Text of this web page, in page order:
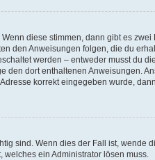
diese stimmen, dann gibt es zwei
den Anweisungen folgen, die du
werden – entweder musst du
dort enthaltenen Anweisungen.
korrekt eingegeben wurde,
sind. Wenn dies der Fall ist, wende
ein Administrator lösen muss.